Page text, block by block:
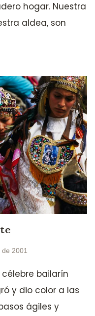
hogar. Nuestra
aldea, son
2001
bailarín
y dio color a las
ágiles y